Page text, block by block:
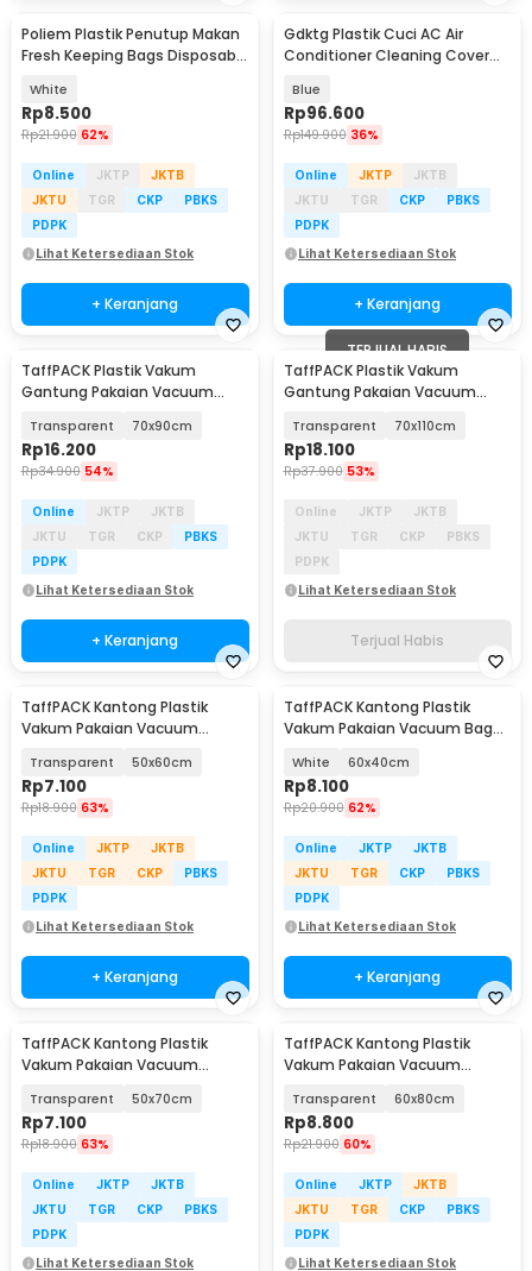
Poliem Plastik Penutup Makan
Fresh Keeping Bags Disposable
White
Rp8.500
Rp21.900 62%
Online JKTP
JKTB
JKTU
TGR CKP
PBKS
PDPK
Lihat Ketersediaan Stok
+ Keranjang
Gdktg Plastik Cuci AC Air
Conditioner Cleaning Cover
Blue
Rp96.600
Rp149.900 36%
Online JKTP
JKTB
JKTU
TGR CKP
PBKS
PDPK
Lihat Ketersediaan Stok
+ Keranjang
TaffPACK Plastik Vakum
Gantung Pakaian Vacuum
MBF70
Transparent 70x90cm
Rp16.200
Rp34.900 54%
Online JKTP
JKTB
JKTU
TGR CKP
PBKS
PDPK
Lihat Ketersediaan Stok
+ Keranjang
TERJUAL HABIS
TaffPACK Plastik Vakum
Gantung Pakaian Vacuum
MBF70
Transparent 70x110cm
Rp18.100
Rp37.900 53%
Online JKTP
JKTB
JKTU
TGR CKP
PBKS
PDPK
Lihat Ketersediaan Stok
Terjual Habis
TaffPACK Kantong Plastik
Vakum Pakaian Vacuum
1000
Transparent 50x60cm
Rp7.100
Rp18.900 63%
Online JKTP
JKTB
JKTU
TGR CKP
PBKS
PDPK
Lihat Ketersediaan Stok
+ Keranjang
TaffPACK Kantong Plastik
Vakum Pakaian Vacuum Bag
White 60x40cm
Rp8.100
Rp20.900 62%
Online JKTP
JKTB
JKTU
TGR CKP
PBKS
PDPK
Lihat Ketersediaan Stok
+ Keranjang
TaffPACK Kantong Plastik
Vakum Pakaian Vacuum
1000
Transparent 50x70cm
Rp7.100
Rp18.900 63%
Online JKTP
JKTB
JKTU
TGR CKP
PBKS
PDPK
Lihat Ketersediaan Stok
TaffPACK Kantong Plastik
Vakum Pakaian Vacuum
1000
Transparent 60x80cm
Rp8.800
Rp21.900 60%
Online JKTP
JKTB
JKTU
TGR CKP
PBKS
PDPK
Lihat Ketersediaan Stok